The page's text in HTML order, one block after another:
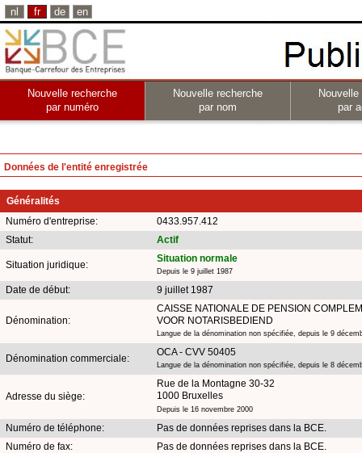
nl fr de en
Nouvelle recherche
par numéro
Nouvelle recherche
par nom
par
Données de l'entité enregistrée
Généralités
Numéro d'entreprise:
0433.957.412
Statut:
Actif
Situation juridique:
Situation normale
Depuis le 9 juillet 1987
Date de début: 9 juillet 1987
Dénomination:
CAISSE NATIONALE DE PENSION
VOOR NOTARISBEDIEND
Langue de la dénomination non spécifiée, depuis le 9
Dénomination commerciale:
OCA - CVV 50405
Langue de la dénomination non spécifiée, depuis le 8
Adresse du siège:
Rue de la Montagne 30-32
1000 Bruxelles
Depuis le 16 novembre 2000
Numéro de téléphone:
Pas de données reprises dans la BCE.
Numéro de fax:
Pas de données reprises dans la BCE.